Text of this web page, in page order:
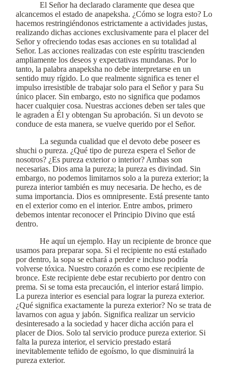
El Señor ha declarado claramente que desea que
alcancemos el estado de anapeksha. ¿Cómo se logra esto? Lo
hacemos restringiéndonos estrictamente a actividades justas,
realizando dichas acciones exclusivamente para el placer del
Señor y ofreciendo todas esas acciones en su totalidad al
Señor. Las acciones realizadas con este espíritu trascienden
ampliamente los deseos y expectativas mundanas. Por lo
tanto, la palabra anapeksha no debe interpretarse en un
sentido muy rígido. Lo que realmente significa es tener el
impulso irresistible de trabajar solo para el Señor y para Su
único placer. Sin embargo, esto no significa que podamos
hacer cualquier cosa. Nuestras acciones deben ser tales que
le agraden a Él y obtengan Su aprobación. Si un devoto se
conduce de esta manera, se vuelve querido por el Señor.
La segunda cualidad que el devoto debe poseer es
shuchi o pureza. ¿Qué tipo de pureza espera el Señor de
nosotros? ¿Es pureza exterior o interior? Ambas son
necesarias. Dios ama la pureza; la pureza es divindad. Sin
embargo, no podemos limitarnos solo a la pureza exterior; la
pureza interior también es muy necesaria. De hecho, es de
suma importancia. Dios es omnipresente. Está presente tanto
en el exterior como en el interior. Entre ambos, primero
debemos intentar reconocer el Principio Divino que está
dentro.
He aquí un ejemplo. Hay un recipiente de bronce que
usamos para preparar sopa. Si el recipiente no está estañado
por dentro, la sopa se echará a perder e incluso podría
volverse tóxica. Nuestro corazón es como ese recipiente de
bronce. Este recipiente debe estar recubierto por dentro con
prema. Si se toma esta precaución, el interior estará limpio.
La pureza interior es esencial para lograr la pureza exterior.
¿Qué significa exactamente la pureza exterior? No se trata de
lavarnos con agua y jabón. Significa realizar un servicio
desinteresado a la sociedad y hacer dicha acción para el
placer de Dios. Solo tal servicio produce pureza exterior. Si
falta la pureza interior, el servicio prestado estará
inevitablemente teñido de egoísmo, lo que disminuirá la
pureza exterior.